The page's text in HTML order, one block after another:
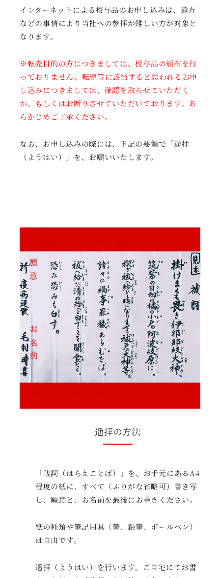
インターネットによる授与品のお申し込みは、遠方
などの事情により当社への参拝が難しい方が対象と
なります。
※転売目的の方につきましては、授与品の頒布を行
っておりません。転売等に該当すると思われるお申
し込みにつきましては、確認を取らせていただく
か、もしくはお断りさせていただいております。あ
らかじめご了承ください。
なお、お申し込みの際には、下記の要領で「遥拝
（ようはい）」を、お願いいたします。
遥拝の方法
「祓詞（はらえことば）」を、お手元にあるA4
程度の紙に、すべて（ふりがな省略可）書き写
し、願意と、お名前を最後にお書きください。
紙の種類や筆記用具（筆、鉛筆、ボールペン）
は自由です。
遥拝（ようはい）を行います。ご自宅にてお書